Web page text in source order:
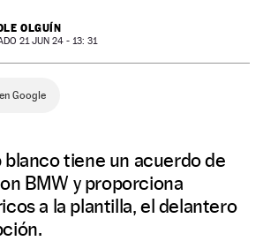
OLGUÍN
21 JUN 24 - 13: 31
Google
tiene un acuerdo de
BMW y proporciona
a la plantilla, el delantero